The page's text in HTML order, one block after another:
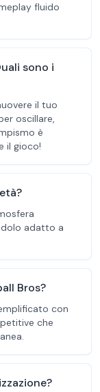
fluido
sono i
il tuo
oscillare,
è
il gioco!
adatto a
Bros?
con
che